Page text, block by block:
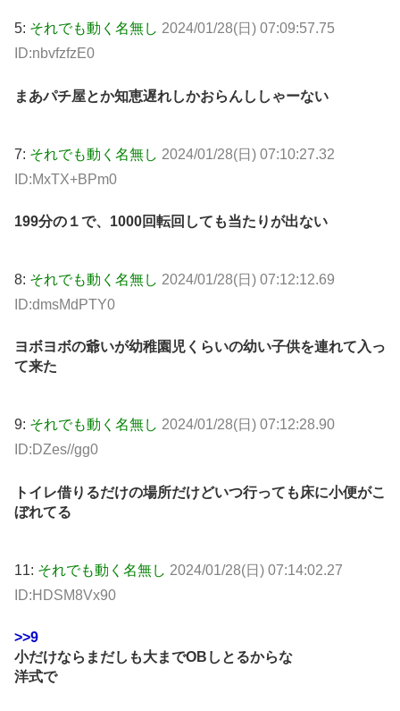
5: それでも動く名無し 2024/01/28(日) 07:09:57.75
ID:nbvfzfzE0
まあパチ屋とか知恵遅れしかおらんししゃーない
7: それでも動く名無し 2024/01/28(日) 07:10:27.32
ID:MxTX+BPm0
199分の１で、1000回転回しても当たりが出ない
8: それでも動く名無し 2024/01/28(日) 07:12:12.69
ID:dmsMdPTY0
ヨボヨボの爺いが幼稚園児くらいの幼い子供を連れて入っ
て来た
9: それでも動く名無し 2024/01/28(日) 07:12:28.90
ID:DZes//gg0
トイレ借りるだけの場所だけどいつ行っても床に小便がこ
ぼれてる
11: それでも動く名無し 2024/01/28(日) 07:14:02.27
ID:HDSM8Vx90
>>9
小だけならまだしも大までOBしとるからな
洋式で